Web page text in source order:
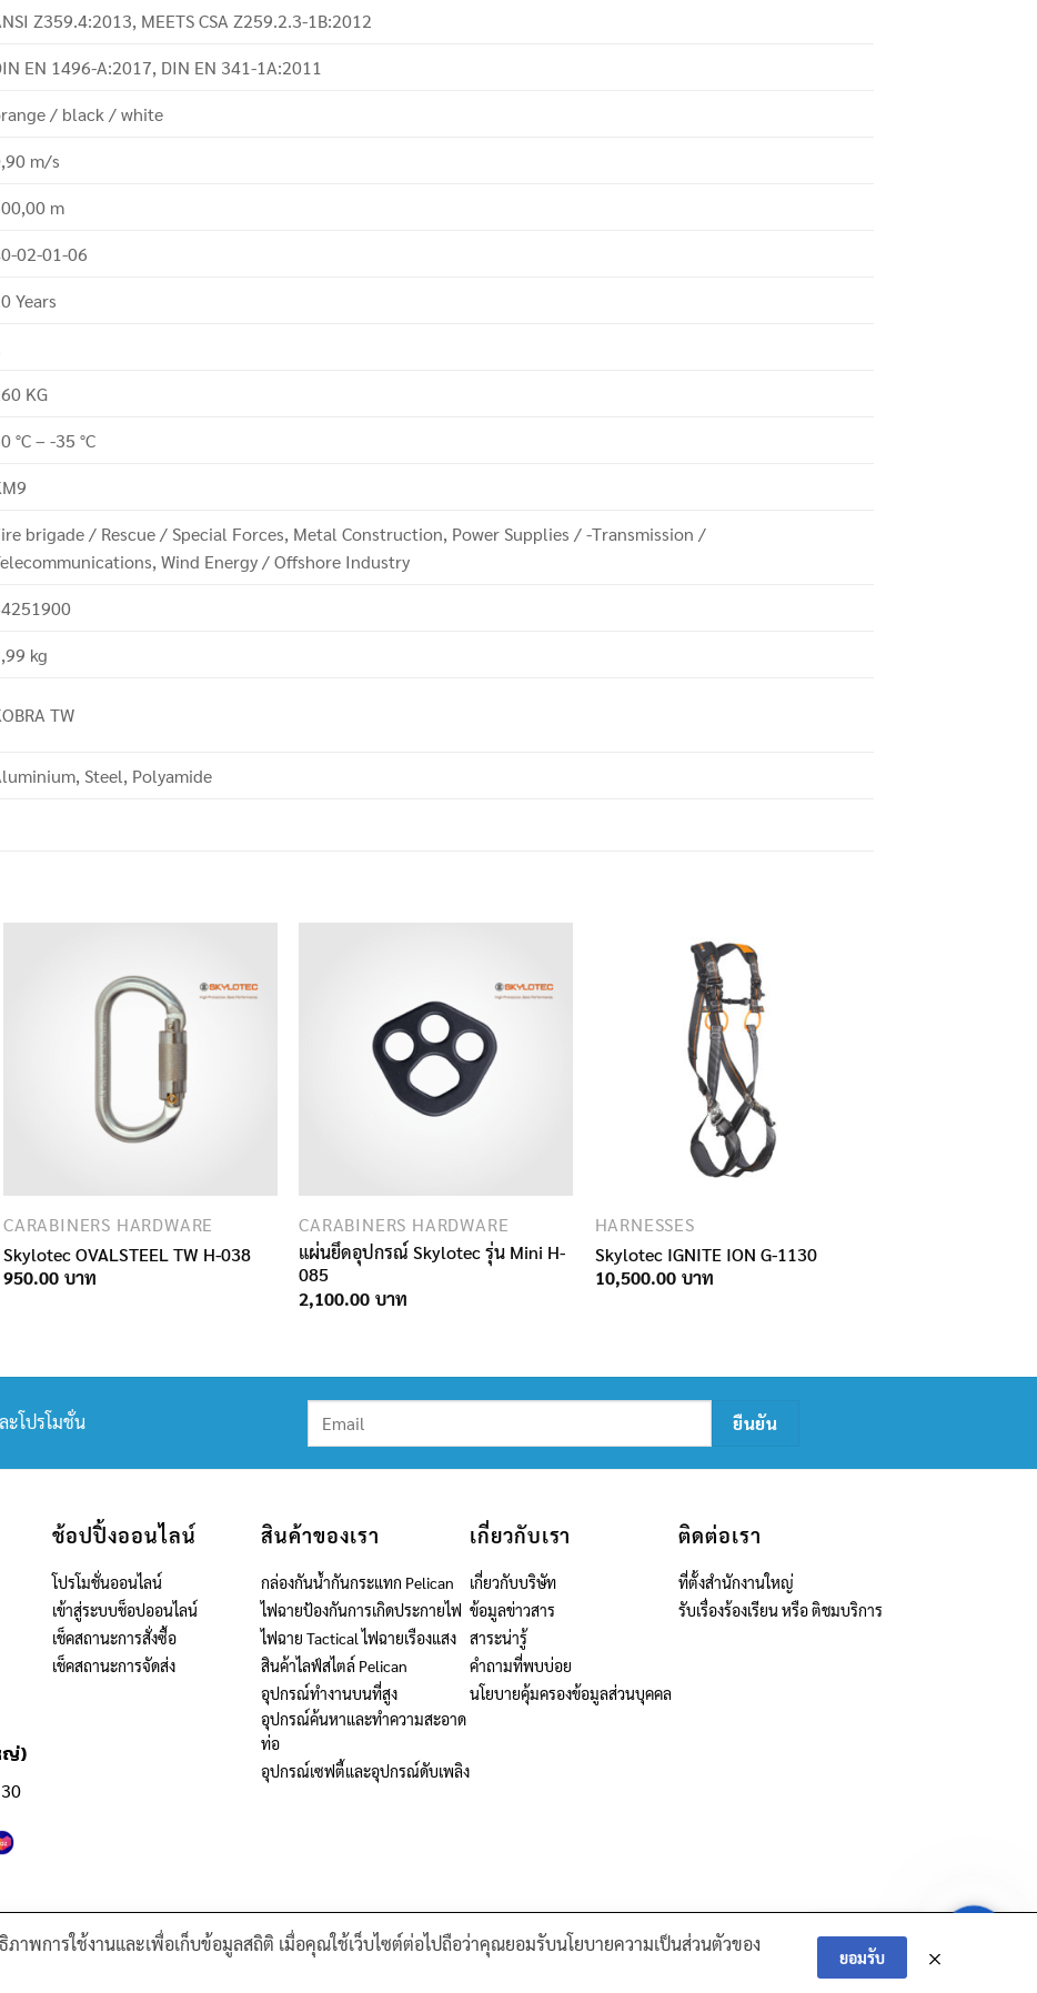
Z359.4:2013, MEETS CSA Z259.2.3-1B:2012
EN 1496-A:2017, DIN EN 341-1A:2011
/ black / white
m/s
m
02-01-06
Years
KG
°C – -35 °C
brigade / Rescue / Special Forces, Metal Construction, Power Supplies / -Transmission /
Wind Energy / Offshore Industry
kg
TW
Steel, Polyamide
CARABINERS HARDWARE
Skylotec OVALSTEEL TW H-038
950.00
CARABINERS HARDWARE
แผ่นยึดอุปกรณ์ Skylotec รุ่น Mini H-
085
2,100.00
HARNESSES
Skylotec IGNITE ION G-1130
10,500.00
ะโปรโมชั่น
ญ่)
ช้อปปิ้งออนไลน์
โปรโมชั่นออนไลน์
เข้าสู่ระบบช็อปออนไลน์
เช็คสถานะการสั่งซื้อ
เช็คสถานะการจัดส่ง
สินค้าของเรา
กล่องกันน้ำกันกระแทก Pelican
ไฟฉายป้องกันการเกิดประกายไฟ
ไฟฉาย Tactical ไฟฉายเรืองแสง
สินค้าไลฟ์สไตล์ Pelican
อุปกรณ์ทำงานบนที่สูง
อุปกรณ์ค้นหาและทำความสะอาด
ท่อ
อุปกรณ์เซฟตี้และอุปกรณ์ดับเพลิง
เกี่ยวกับเรา
เกี่ยวกับบริษัท
ข้อมูลข่าวสาร
สาระน่ารู้
คำถามที่พบบ่อย
นโยบายคุ้มครองข้อมูลส่วนบุคคล
ติดต่อเรา
ที่ตั้งสำนักงานใหญ่
รับเรื่องร้องเรียน หรือ ติชมบริการ
MAINTENANCE AND INSPECTION PRODUCTS INDUSTRIAL WIRE AND ROPE​
าพการใช้งานและเพื่อเก็บข้อมูลสถิติ เมื่อคุณใช้เว็บไซต์ต่อไปถือว่าคุณยอมรับนโยบายความเป็นส่วนตัวของ
ยอมรับ
Contact Us